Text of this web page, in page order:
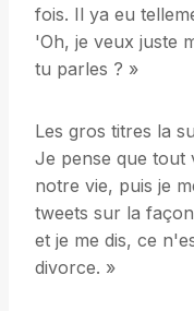
fois. Il ya eu
'Oh, je veux juste
tu parles ? »
Les gros titres la
Je pense que tout
notre vie, puis je
tweets sur la
et je me dis, ce
divorce. »